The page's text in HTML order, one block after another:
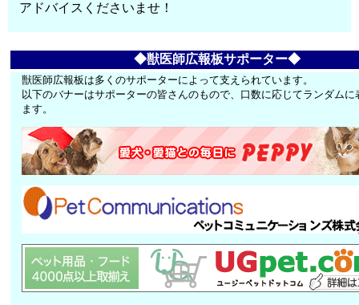
アドバイスくださいませ！
◆獣医師広報板サポーター◆
獣医師広報板は多くのサポーターによって支えられています。
以下のバナーはサポーターの皆さんのもので、口数に応じてランダムに
ます。